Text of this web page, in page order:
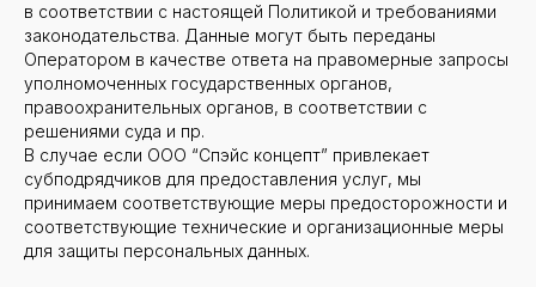
в соответствии с настоящей Политикой и требованиями
законодательства. Данные могут быть переданы
Оператором в качестве ответа на правомерные запросы
уполномоченных государственных органов,
правоохранительных органов, в соответствии с
решениями суда и пр.
В случае если ООО “Спэйс концепт” привлекает
субподрядчиков для предоставления услуг, мы
принимаем соответствующие меры предосторожности и
соответствующие технические и организационные меры
для защиты персональных данных.
+7 (911) 925 42 34
Copyright © 2007- 2025. Space Concept. Все права